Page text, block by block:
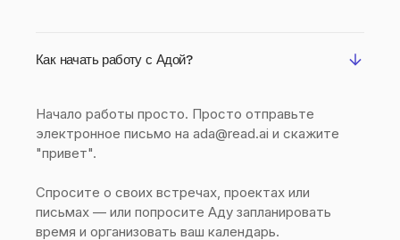
Как начать работу с Адой?
Начало работы просто. Просто отправьте
электронное письмо на ada@read.ai и скажите
"привет".
Спросите о своих встречах, проектах или
письмах — или попросите Аду запланировать
время и организовать ваш календарь.